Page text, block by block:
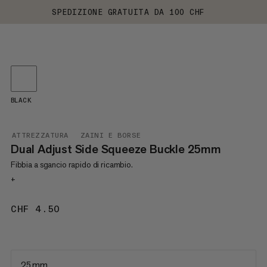
SPEDIZIONE GRATUITA DA 100 CHF
ATTREZZATURA ZAINI E BORSE
Dual Adjust Side Squeeze Buckle 25mm
Fibbia a sgancio rapido di ricambio.
+
CHF 4.50
BLACK